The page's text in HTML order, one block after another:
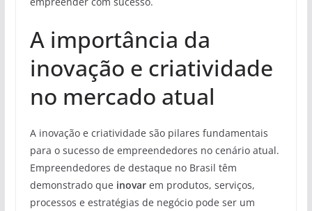
A importância da
inovação e criatividade
no mercado atual
A inovação e criatividade são pilares fundamentais
para o sucesso de empreendedores no cenário atual.
Empreendedores de destaque no Brasil têm
demonstrado que inovarem produtos, serviços,
processos e estratégias de negócio pode ser um